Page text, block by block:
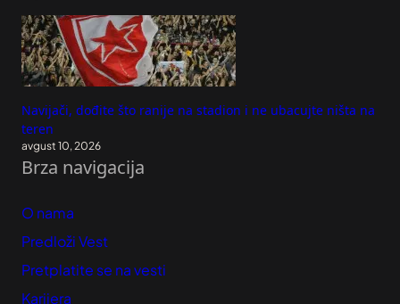
Navijači, dođite što ranije na stadion i ne ubacujte ništa na
teren
avgust 10, 2026
Brza navigacija
O nama
Predloži Vest
Pretplatite se na vesti
Karijera